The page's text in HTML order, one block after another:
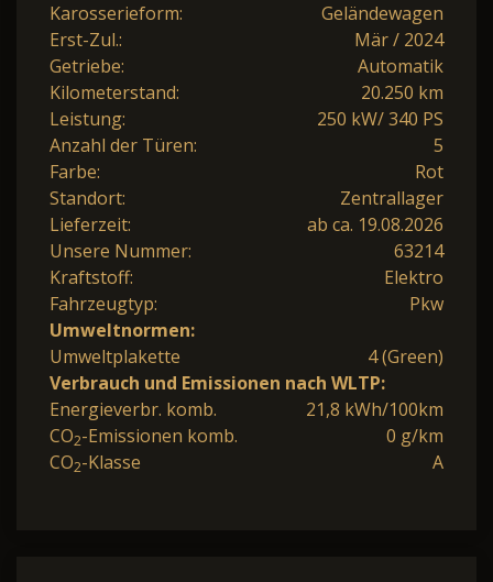
Karosserieform:
Geländewagen
Erst-Zul.:
Mär / 2024
Getriebe:
Automatik
Kilometerstand:
20.250 km
Leistung:
250 kW/ 340 PS
Anzahl der Türen:
5
Farbe:
Rot
Standort:
Zentrallager
Lieferzeit:
ab ca. 19.08.2026
Unsere Nummer:
63214
Kraftstoff:
Elektro
Fahrzeugtyp:
Pkw
Umweltnormen:
Umweltplakette
4 (Green)
Verbrauch und Emissionen nach WLTP:
Energieverbr. komb.
21,8 kWh/100km
CO2-Emissionen komb.
0 g/km
CO2-Klasse A